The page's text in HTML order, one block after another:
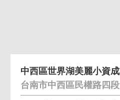
台南市中西區民權路四段